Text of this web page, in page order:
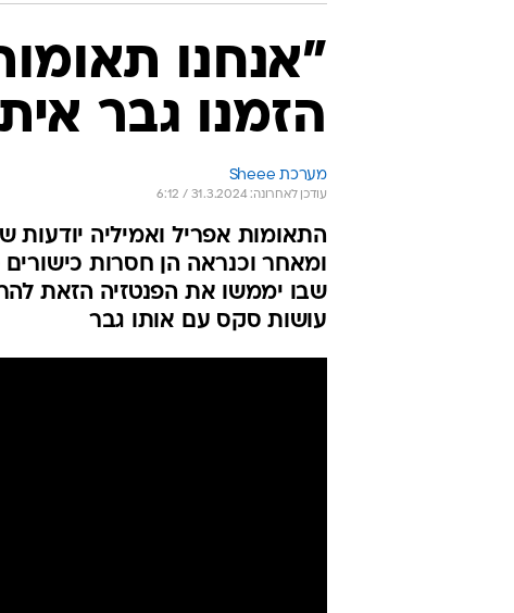
"אנחנו
הזמנו גבר
מערכת Sheee
עודכן לאחרונה: 31.3.2024 / 6:12
התאומות אפריל ואמיליה
ומאחר וכנראה הן חסרות
שבו יממשו את הפנטזיה הזאת
עושות סקס עם אותו גבר